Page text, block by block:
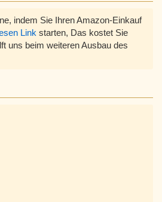
indem Sie Ihren Amazon-Einkauf
Link starten, Das kostet Sie
uns beim weiteren Ausbau des